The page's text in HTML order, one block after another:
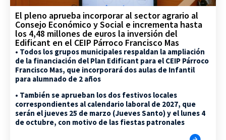
El pleno aprueba incorporar al sector agrario al
Consejo Económico y Social e incrementa hasta
los 4,48 millones de euros la inversión del
Edificant en el CEIP Párroco Francisco Mas
• Todos los grupos municipales respaldan la ampliación
de la financiación del Plan Edificant para el CEIP Párroco
Francisco Mas, que incorporará dos aulas de Infantil
para alumnado de 2 años
• También se aprueban los dos festivos locales
correspondientes al calendario laboral de 2027, que
serán el jueves 25 de marzo (Jueves Santo) y el lunes 4
de octubre, con motivo de las fiestas patronales